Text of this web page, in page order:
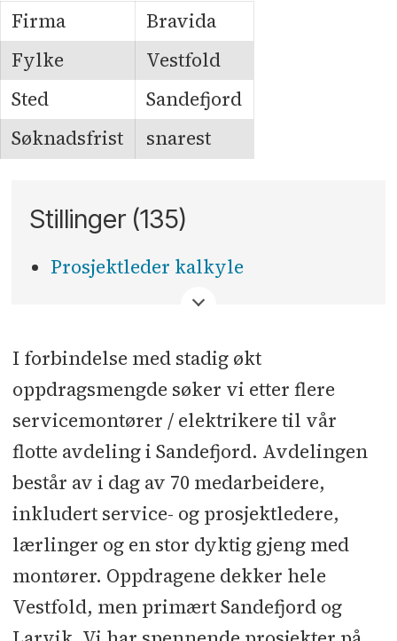
Firma
Bravida
Fylke
Vestfold
Sted
Sandefjord
Søknadsfrist
snarest
Stillinger (135)
Prosjektleder kalkyle
I forbindelse med stadig økt
oppdragsmengde søker vi etter flere
servicemontører / elektrikere til vår
flotte avdeling i Sandefjord. Avdelingen
består av i dag av 70 medarbeidere,
inkludert service- og prosjektledere,
lærlinger og en stor dyktig gjeng med
montører. Oppdragene dekker hele
Vestfold, men primært Sandefjord og